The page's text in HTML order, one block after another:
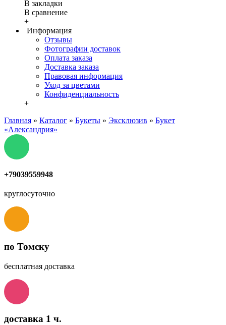
В закладки
В сравнение
+
Информация
Отзывы
Фотографии доставок
Оплата заказа
Доставка заказа
Правовая информация
Уход за цветами
Конфиденциальность
+
Главная » Каталог » Букеты » Эксклюзив » Букет
«Александрия»
+79039559948
круглосуточно
по Томску
бесплатная доставка
доставка 1 ч.